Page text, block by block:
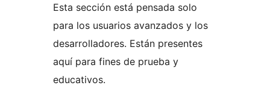
Esta sección está pensada solo
para los usuarios avanzados y los
desarrolladores. Están presentes
aquí para fines de prueba y
educativos.